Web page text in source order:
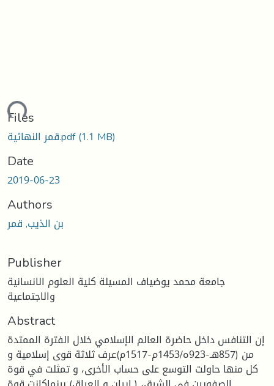
Files
قمر النهائية.pdf(1.1 MB)
Date
2019-06-23
Authors
بن الذيب, قمر
Publisher
جامعة محمد يوضياف المسيلة كلية العلوم الانسانية
والاجتماعية
Abstract
إن التنافس داخل حاضرة العالم الإسلامي خلال الفترة الممتدة
من (857هـ-923ه/1453م-1517م)عرف ثلاثة قوى إسلامية و
كل منها حاولت التوسع على حساب الأخرى، و تمثلت في قوة